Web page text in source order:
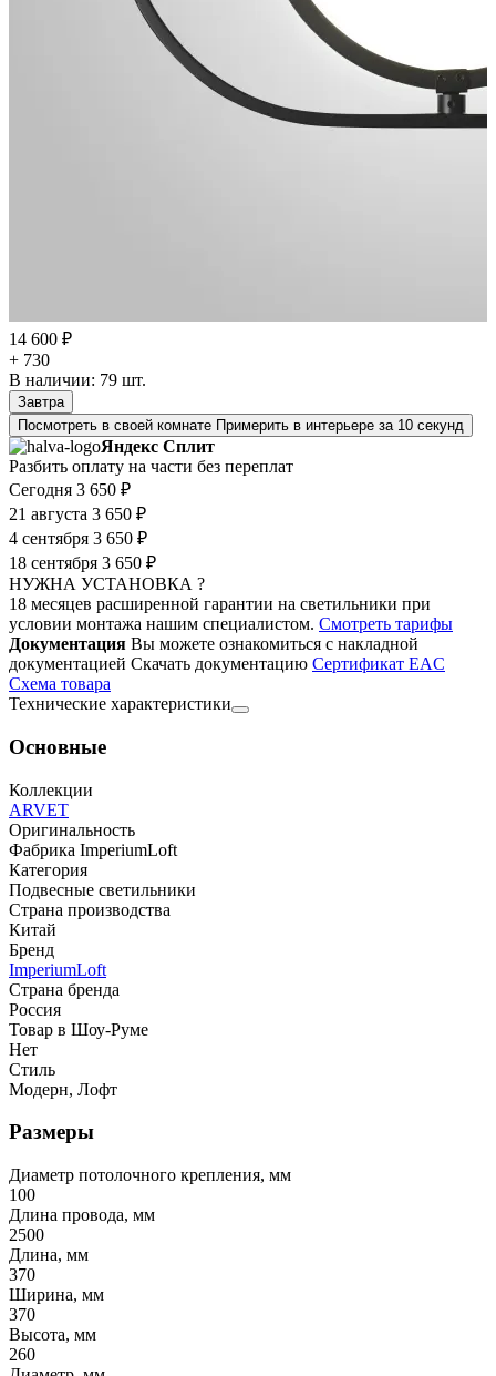
14 600 ₽
+ 730
В наличии: 79 шт.
Завтра
Посмотреть в своей комнате Примерить в интерьере за 10 секунд
Яндекс Сплит
Разбить оплату на части без переплат
Сегодня 3 650 ₽
21 августа 3 650 ₽
4 сентября 3 650 ₽
18 сентября 3 650 ₽
НУЖНА УСТАНОВКА ?
18 месяцев расширенной гарантии на светильники при
условии монтажа нашим специалистом. Смотреть тарифы
Документация Вы можете ознакомиться с накладной
документацией Скачать документацию Cертификат EAC
Cхема товара
Технические характеристики
Основные
Коллекции
ARVET
Оригинальность
Фабрика ImperiumLoft
Категория
Подвесные светильники
Страна производства
Китай
Бренд
ImperiumLoft
Страна бренда
Россия
Товар в Шоу-Руме
Нет
Стиль
Модерн, Лофт
Размеры
Диаметр потолочного крепления, мм
100
Длина провода, мм
2500
Длина, мм
370
Ширина, мм
370
Высота, мм
260